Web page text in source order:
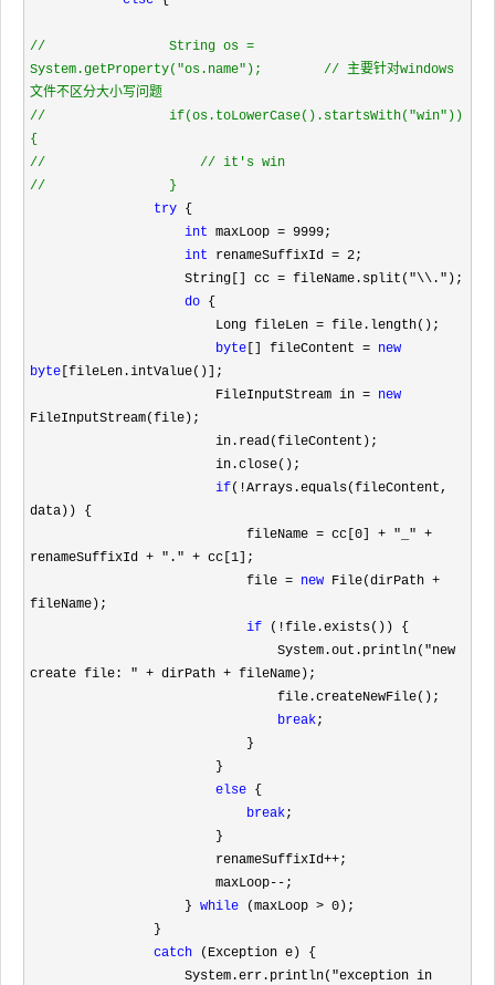
//
                String os =
System.getProperty("os.name"); // 主要针对windows
//
                if(os.toLowerCase().startsWith("win"))
//
//
//
                }
try {
int maxLoop = 9999;
int renameSuffixId = 2;
                    String[] cc
= fileName.split("\\." );
do {
                        Long fileLen
= file.length();
byte [] fileContent = new
byte [fileLen.intValue()];
                        FileInputStream in
= new
FileInputStream(file);
if(!Arrays.equals(fileContent,
data)) {
                            fileName
= cc[0] + "_" +
renameSuffixId + "." + cc[1 ];
                            file
= new File(dirPath +
fileName);
if (!file.exists()) {
                                System.out.println(
"new
create file: " + dirPath + fileName);
break;
else {
break;
                        renameSuffixId
++;
                        maxLoop
-- ;
                    }
while (maxLoop > 0 );
catch (Exception e) {
                    System.err.println(
"exception in